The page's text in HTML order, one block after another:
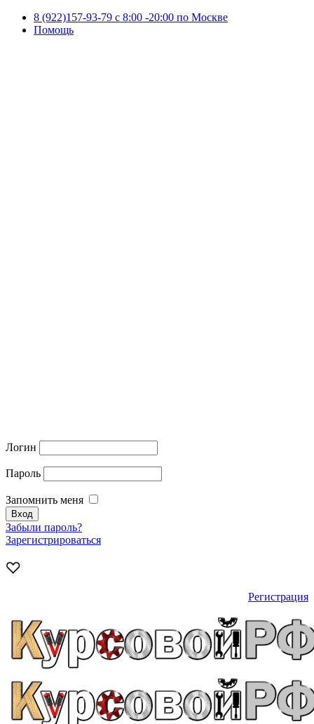
8 (922)157-93-79 c 8:00 -20:00 по Москве
Помощь
Логин
Пароль
Запомнить меня
Забыли пароль?
Зарегистрироваться
Регистрация